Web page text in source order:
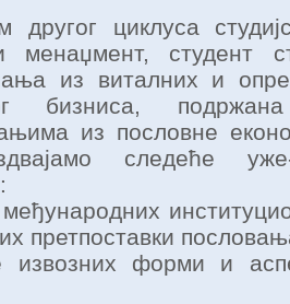
другог циклуса
менаџмент, студент
из виталних и
бизниса,
из пословне
следеће
претпоставки
извозних форми и